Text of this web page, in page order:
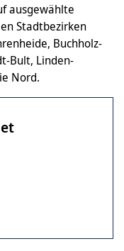
ausgewählte
Stadtbezirken
Buchholz-
Bult, Linden-
Nord.